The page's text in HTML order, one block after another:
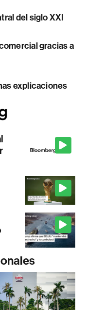
del siglo XXI
gracias a
explicaciones